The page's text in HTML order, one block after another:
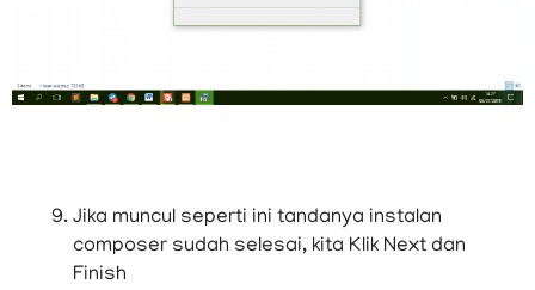
Jika muncul seperti ini tandanya instalan
composer sudah selesai, kita Klik Next dan
Finish